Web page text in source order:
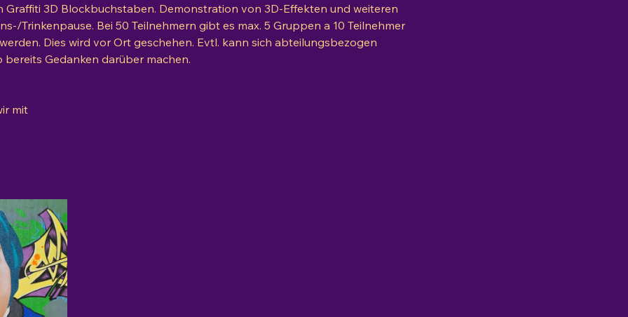
Graffiti 3D Blockbuchstaben. Demonstration von 3D-Effekten und weiteren
Trinkenpause. Bei 50 Teilnehmern gibt es max. 5 Gruppen a 10 Teilnehmer
Dies wird vor Ort geschehen. Evtl. kann sich abteilungsbezogen
bereits Gedanken darüber machen.
mit